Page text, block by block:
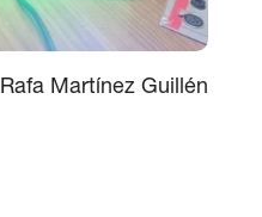
Rafa Martínez Guillén